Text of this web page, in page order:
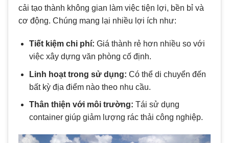
cải tạo thành không gian làm việc tiện lợi, bền bỉ và
cơ động. Chúng mang lại nhiều lợi ích như:
Tiết kiệm chi phí: Giá thành rẻ hơn nhiều so với
việc xây dựng văn phòng cố định.
Linh hoạt trong sử dụng: Có thể di chuyển đến
bất kỳ địa điểm nào theo nhu cầu.
Thân thiện với môi trường: Tái sử dụng
container giúp giảm lượng rác thải công nghiệp.